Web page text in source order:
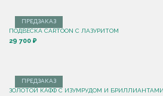
ПРЕДЗАКАЗ
ПОДВЕСКА CARTOON C ЛАЗУРИТОМ
29 700 ₽
ПРЕДЗАКАЗ
ЗОЛОТОЙ КАФФ С ИЗУМРУДОМ И БРИЛЛИАНТАМИ